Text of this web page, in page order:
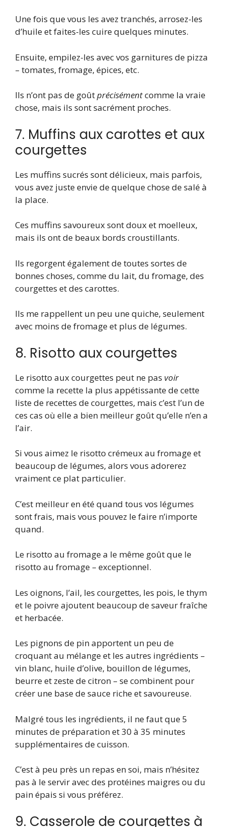
Une fois que vous les avez tranchés, arrosez-les
d’huile et faites-les cuire quelques minutes.
Ensuite, empilez-les avec vos garnitures de pizza
– tomates, fromage, épices, etc.
Ils n’ont pas de goûtprécisémentcomme la vraie
chose, mais ils sont sacrément proches.
7. Muffins aux carottes et aux
courgettes
Les muffins sucrés sont délicieux, mais parfois,
vous avez juste envie de quelque chose de salé à
la place.
Ces muffins savoureux sont doux et moelleux,
mais ils ont de beaux bords croustillants.
Ils regorgent également de toutes sortes de
bonnes choses, comme du lait, du fromage, des
courgettes et des carottes.
Ils me rappellent un peu une quiche, seulement
avec moins de fromage et plus de légumes.
8. Risotto aux courgettes
Le risotto aux courgettes peut ne pas voir
comme la recette la plus appétissante de cette
liste de recettes de courgettes, mais c’est l’un de
ces cas où elle a bien meilleur goût qu’elle n’en a
l’air.
Si vous aimez le risotto crémeux au fromage et
beaucoup de légumes, alors vous adorerez
vraiment ce plat particulier.
C’est meilleur en été quand tous vos légumes
sont frais, mais vous pouvez le faire n’importe
quand.
Le risotto au fromage a le même goût que le
risotto au fromage – exceptionnel.
Les oignons, l’ail, les courgettes, les pois, le thym
et le poivre ajoutent beaucoup de saveur fraîche
et herbacée.
Les pignons de pin apportent un peu de
croquant au mélange et les autres ingrédients –
vin blanc, huile d’olive, bouillon de légumes,
beurre et zeste de citron – se combinent pour
créer une base de sauce riche et savoureuse.
Malgré tous les ingrédients, il ne faut que 5
minutes de préparation et 30 à 35 minutes
supplémentaires de cuisson.
C’est à peu près un repas en soi, mais n’hésitez
pas à le servir avec des protéines maigres ou du
pain épais si vous préférez.
9. Casserole de courgettes à